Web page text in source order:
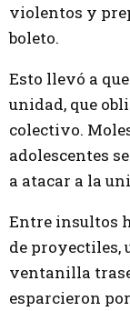
violentos y
boleto.
Esto llevó a
unidad, que
colectivo.
adolescentes
a atacar a la
Entre insultos
de proyectiles,
ventanilla
esparcieron